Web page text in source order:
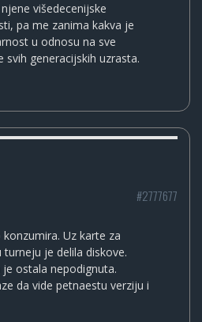
višedecenijske
pa me zanima kakva je
u odnosu na sve
generacijskih uzrasta.
#2777677
Uz karte za
je delila diskove.
ostala nepodignuta.
da vide petnaestu verziju i